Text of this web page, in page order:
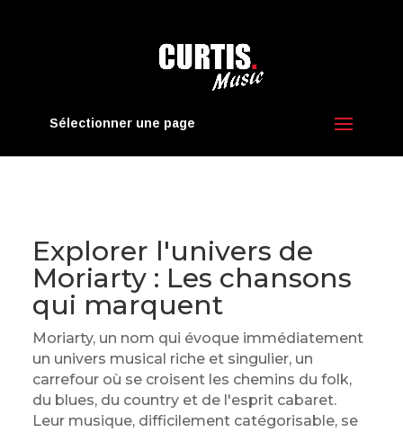
Sélectionner une page
Explorer l'univers de
Moriarty : Les chansons
qui marquent
Moriarty, un nom qui évoque immédiatement
un univers musical riche et singulier, un
carrefour où se croisent les chemins du folk,
du blues, du country et de l'esprit cabaret.
Leur musique, difficilement catégorisable, se